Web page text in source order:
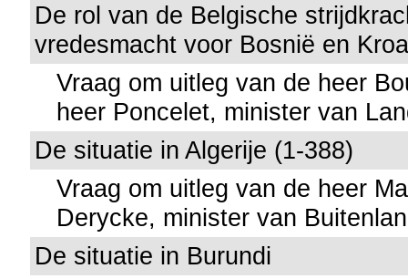
De rol van de Belgische
vredesmacht voor Bosnië en
Vraag om uitleg van de heer
heer Poncelet, minister van
De situatie in Algerije (1-388)
Vraag om uitleg van de heer
Derycke, minister van
De situatie in Burundi